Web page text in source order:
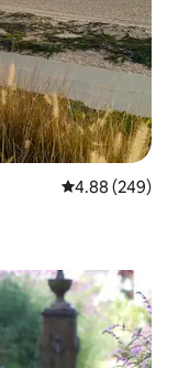
คะแนนเฉลี่ย
4.88 (249)